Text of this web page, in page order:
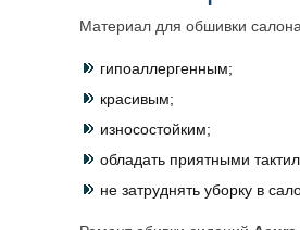
Материал для обшивки
гипоаллергенным;
красивым;
износостойким;
обладать приятными
не затруднять уборку в